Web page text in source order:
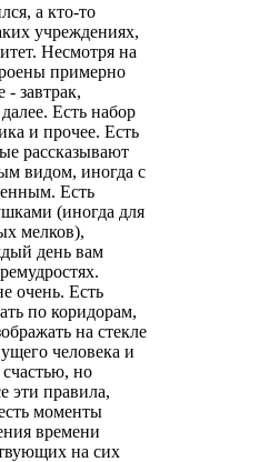
а кто-то
учреждениях,
Несмотря на
примерно
- завтрак,
Есть набор
и прочее. Есть
рассказывают
видом, иногда с
Есть
(иногда для
мелков),
день вам
очень. Есть
по коридорам,
на стекле
человека и
но
эти правила,
моменты
времени
на сих